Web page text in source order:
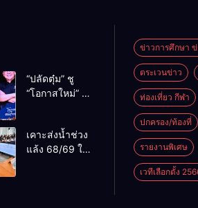
“ปลัดตุ๋ม” ชู
“โอกาสใหม่” นำ
ไม่ใช่เล่น
การเมือง
เคาะส่งน้ำช่วง
แล้ง 68/69 ใช้
ข่าวการศึกษา ข่
ตระเวนข่าว
ท่องเที่ยว กีฬา
ปกครอง/ท้องที่
รายงานพิเศษ
เวทีเลือกตั้ง